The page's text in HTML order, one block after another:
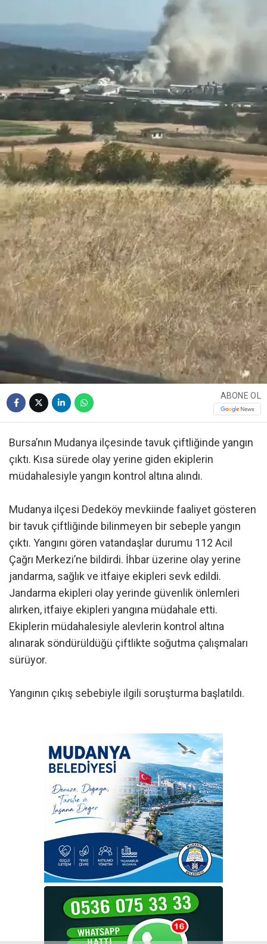
ABONE OL
Bursa’nın Mudanya ilçesinde tavuk çiftliğinde yangın
çıktı. Kısa sürede olay yerine giden ekiplerin
müdahalesiyle yangın kontrol altına alındı.
Mudanya ilçesi Dedeköy mevkiinde faaliyet gösteren
bir tavuk çiftliğinde bilinmeyen bir sebeple yangın
çıktı. Yangını gören vatandaşlar durumu 112 Acil
Çağrı Merkezi’ne bildirdi. İhbar üzerine olay yerine
jandarma, sağlık ve itfaiye ekipleri sevk edildi.
Jandarma ekipleri olay yerinde güvenlik önlemleri
alırken, itfaiye ekipleri yangına müdahale etti.
Ekiplerin müdahalesiyle alevlerin kontrol altına
alınarak söndürüldüğü çiftlikte soğutma çalışmaları
sürüyor.
Yangının çıkış sebebiyle ilgili soruşturma başlatıldı.